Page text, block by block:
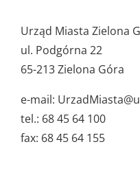
ważne
dane
Urząd Miasta Zielona
ul. Podgórna 22
65-213 Zielona Góra
e-mail:
tel.: 68 45 64 100
fax: 68 45 64 155